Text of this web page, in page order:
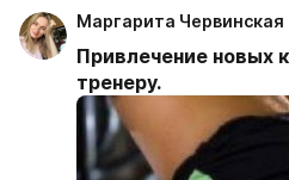
Маргарита Червинская
Привлечение новых
тренеру.